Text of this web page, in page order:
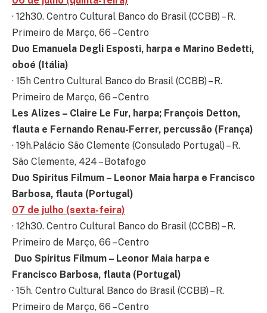
· 12h30. Centro Cultural Banco do Brasil (CCBB) – R.
Primeiro de Março, 66 – Centro
Duo Emanuela Degli Esposti, harpa e Marino Bedetti,
oboé (Itália)
· 15h Centro Cultural Banco do Brasil (CCBB) – R.
Primeiro de Março, 66 – Centro
Les Alizes – Claire Le Fur, harpa; François Detton,
flauta e Fernando Renau-Ferrer, percussão (França)
· 19h.Palácio São Clemente (Consulado Portugal) – R.
São Clemente, 424 – Botafogo
Duo Spiritus Filmum – Leonor Maia harpa e Francisco
Barbosa, flauta (Portugal)
07 de julho (sexta-feira)
· 12h30. Centro Cultural Banco do Brasil (CCBB) – R.
Primeiro de Março, 66 – Centro
Duo Spiritus Filmum – Leonor Maia harpa e
Francisco Barbosa, flauta (Portugal)
· 15h. Centro Cultural Banco do Brasil (CCBB) – R.
Primeiro de Março, 66 – Centro